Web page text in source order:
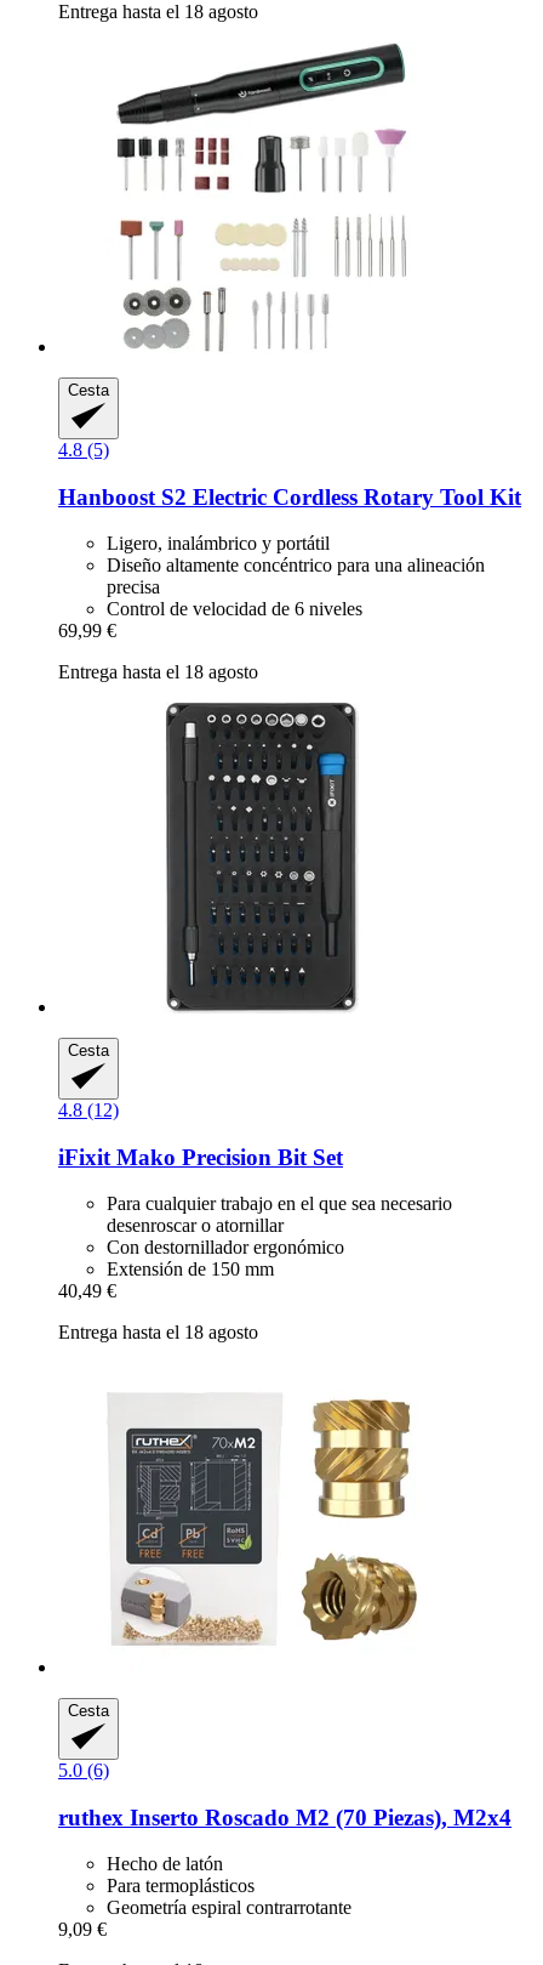
Entrega hasta el 18 agosto
Cesta
4.8 (5)
Hanboost S2 Electric Cordless Rotary Tool Kit
Ligero, inalámbrico y portátil
Diseño altamente concéntrico para una alineación
precisa
Control de velocidad de 6 niveles
69,99 €
Entrega hasta el 18 agosto
Cesta
4.8 (12)
iFixit Mako Precision Bit Set
Para cualquier trabajo en el que sea necesario
desenroscar o atornillar
Con destornillador ergonómico
Extensión de 150 mm
40,49 €
Entrega hasta el 18 agosto
Cesta
5.0 (6)
ruthex Inserto Roscado M2 (70 Piezas), M2x4
Hecho de latón
Para termoplásticos
Geometría espiral contrarrotante
9,09 €